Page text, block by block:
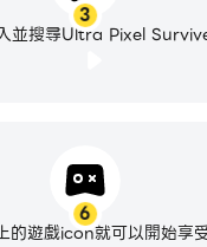
3
並搜尋Ultra Pixel
6
的遊戲icon就可以開始享